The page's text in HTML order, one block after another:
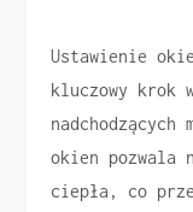
Ustawienie
kluczowy krok
nadchodzących
okien pozwala
ciepła, co